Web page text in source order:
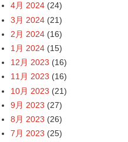
4月 2024 (24)
3月 2024 (21)
2月 2024 (16)
1月 2024 (15)
12月 2023 (16)
11月 2023 (16)
10月 2023 (21)
9月 2023 (27)
8月 2023 (26)
7月 2023 (25)